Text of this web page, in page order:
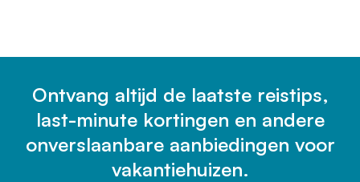
Ontvang altijd de laatste reistips,
last-minute kortingen en andere
onverslaanbare aanbiedingen voor
vakantiehuizen.